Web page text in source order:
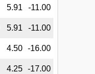
5.91 -11.00
5.91 -11.00
4.50 -16.00
4.25 -17.00